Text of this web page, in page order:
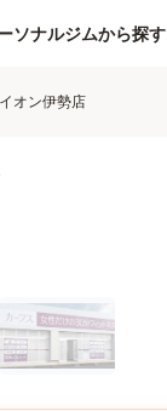
ソナルジムから探す
オン伊勢店